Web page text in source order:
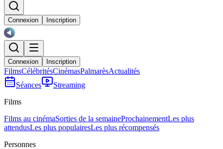
Connexion Inscription
Connexion Inscription
FilmsCélébritésCinémasPalmarèsActualités
Séances
Streaming
Films
Films au cinémaSorties de la semaineProchainementLes plus
attendusLes plus populairesLes plus récompensés
Personnes